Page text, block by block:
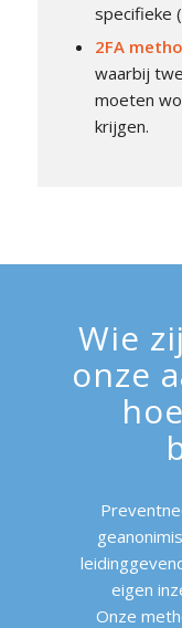
specifieke
2FA
waarbij
moeten
krijgen.
Wie
onze
eigen
Onze